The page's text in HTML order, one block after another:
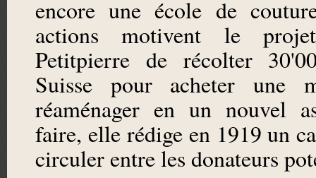
encore une école de
actions motivent le
Petitpierre de récolter
Suisse pour acheter une
réaménager en un nouvel
faire, elle rédige en 1919 un
circuler entre les donateurs